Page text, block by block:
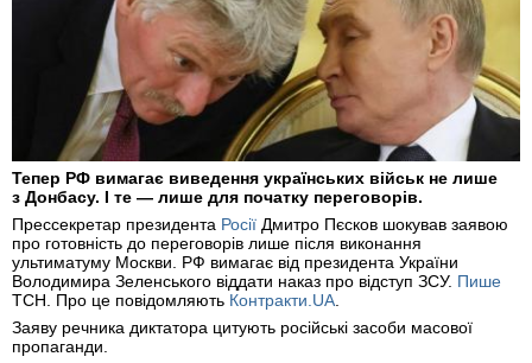
Тепер РФ вимагає виведення українських військ не лише
з Донбасу. І те — лише для початку переговорів.
Прессекретар президента Росії Дмитро Пєсков шокував заявою
про готовність до переговорів лише після виконання
ультиматуму Москви. РФ вимагає від президента України
Володимира Зеленського віддати наказ про відступ ЗСУ. Пише
ТСН. Про це повідомляють Контракти.UA.
Заяву речника диктатора цитують російські засоби масової
пропаганди.